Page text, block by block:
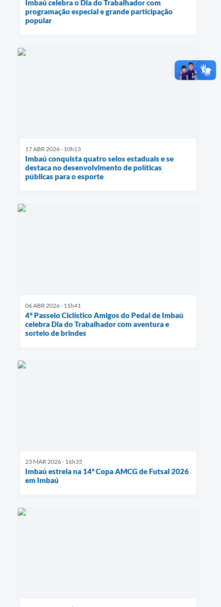
Imbaú celebra o Dia do Trabalhador com
programação especial e grande participação
popular
17 ABR 2026 - 10h13
Imbaú conquista quatro selos estaduais e se
destaca no desenvolvimento de políticas
públicas para o esporte
06 ABR 2026 - 11h41
4° Passeio Ciclístico Amigos do Pedal de Imbaú
celebra Dia do Trabalhador com aventura e
sorteio de brindes
23 MAR 2026 - 16h35
Imbaú estreia na 14ª Copa AMCG de Futsal 2026
em Imbaú